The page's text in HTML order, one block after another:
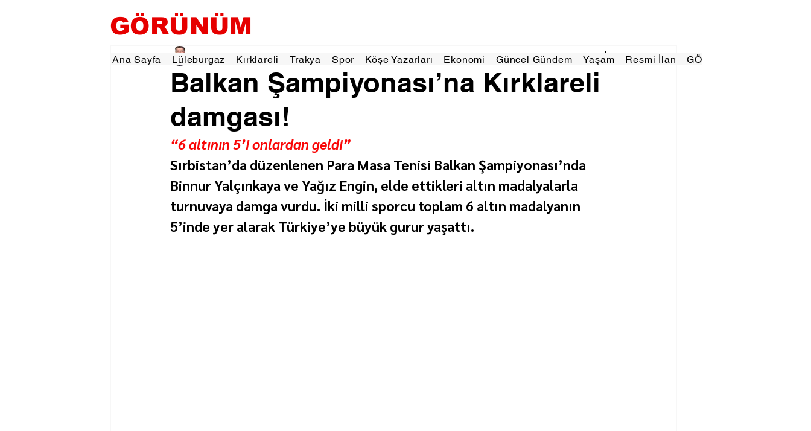
GÖRÜNÜM
Ana Sayfa Lüleburgaz Kırklareli Trakya Spor Köşe Yazarları Ekonomi Güncel Gündem Yaşam Resmi İlan GÖRÜNÜMTV
Balkan Şampiyonası’na Kırklareli
damgası!
Tevfik İŞÇİ 13 Haz 1 dakikada okunur
“6 altının 5’i onlardan geldi”
Sırbistan’da düzenlenen Para Masa Tenisi Balkan Şampiyonası’nda
Binnur Yalçınkaya ve Yağız Engin, elde ettikleri altın madalyalarla
turnuvaya damga vurdu. İki milli sporcu toplam 6 altın madalyanın
5’inde yer alarak Türkiye’ye büyük gurur yaşattı.